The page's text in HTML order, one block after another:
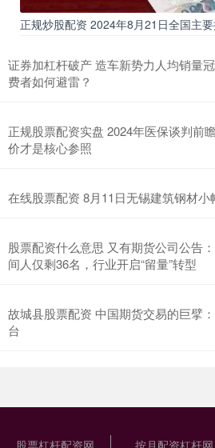
正规炒股配资 2024年8月21日全国主
证券加杠杆破产 造车新势力人均销量
费者如何避雷？
正规股票配资实盘 2024年医保谈判前
价才是核心参照
在线股票配资 8月11日无锡建筑钢材小
股票配资什么意思 又有期货公司公告
间人仅剩36名，行业开启“留量”转型
故城县股票配资 中国期货交易的巨擘
台